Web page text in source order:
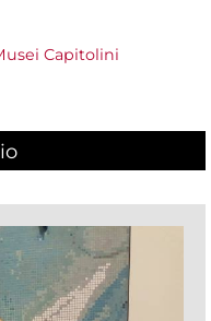
Capitolini